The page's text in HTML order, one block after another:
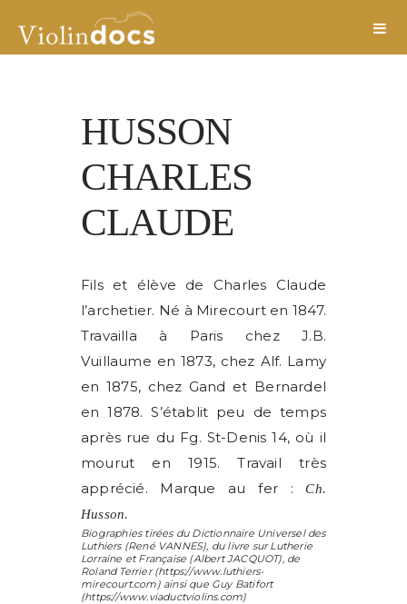
HUSSON
CHARLES
CLAUDE
Fils et élève de Charles Claude
l’archetier. Né à Mirecourt en 1847.
Travailla à Paris chez J.B.
Vuillaume en 1873, chez Alf. Lamy
en 1875, chez Gand et Bernardel
en 1878. S’établit peu de temps
après rue du Fg. St-Denis 14, où il
mourut en 1915. Travail très
apprécié. Marque au fer :Ch.
Husson.
Biographies tirées du Dictionnaire Universel des
Luthiers (René VANNES), du livre sur Lutherie
Lorraine et Française (Albert JACQUOT), de
Roland Terrier(https://www.luthiers-
mirecourt.com) ainsi que Guy Batifort
(https://www.viaductviolins.com)